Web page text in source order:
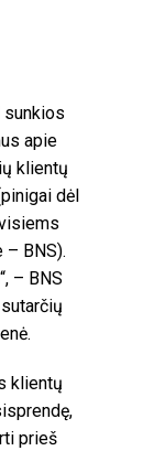
sunkios
apie
klientų
dėl
BNS).
– BNS
klientų
prieš